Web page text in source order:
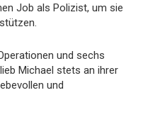
Job als Polizist, um sie
und sechs
Michael stets an ihrer
und